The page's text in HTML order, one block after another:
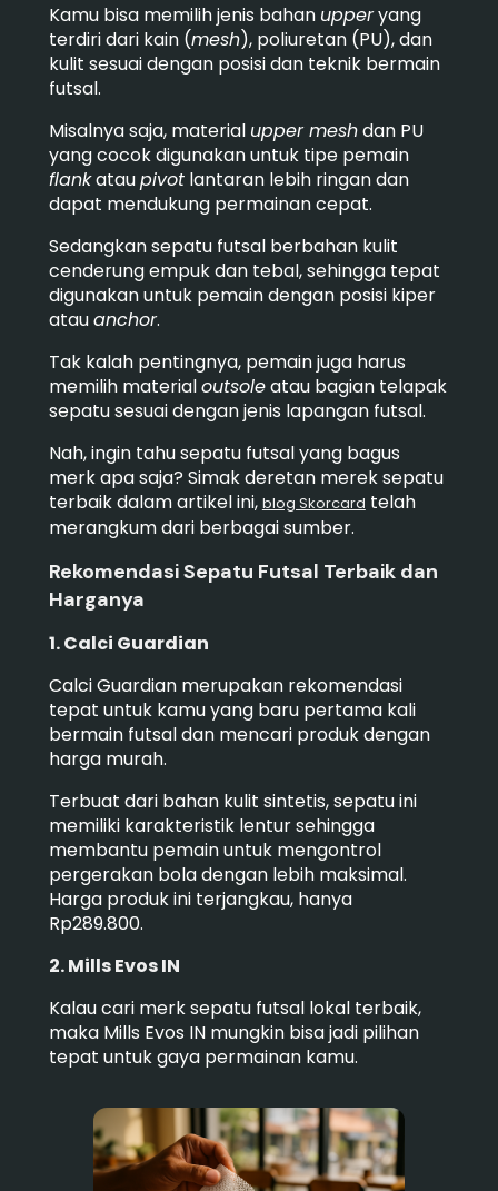
Kamu bisa memilih jenis bahan upperyang
terdiri dari kain (mesh), poliuretan (PU), dan
kulit sesuai dengan posisi dan teknik bermain
futsal.
Misalnya saja, material upper meshdan PU
yang cocok digunakan untuk tipe pemain
flankataupivotlantaran lebih ringan dan
dapat mendukung permainan cepat.
Sedangkan sepatu futsal berbahan kulit
cenderung empuk dan tebal, sehingga tepat
digunakan untuk pemain dengan posisi kiper
atauanchor.
Tak kalah pentingnya, pemain juga harus
memilih materialoutsoleatau bagian telapak
sepatu sesuai dengan jenis lapangan futsal.
Nah, ingin tahu sepatu futsal yang bagus
merk apa saja? Simak deretan merek sepatu
terbaik dalam artikel ini, blog Skorcard telah
merangkum dari berbagai sumber.
Rekomendasi Sepatu Futsal Terbaik dan
Harganya
1. Calci Guardian
Calci Guardian merupakan rekomendasi
tepat untuk kamu yang baru pertama kali
bermain futsal dan mencari produk dengan
harga murah.
Terbuat dari bahan kulit sintetis, sepatu ini
memiliki karakteristik lentur sehingga
membantu pemain untuk mengontrol
pergerakan bola dengan lebih maksimal.
Harga produk ini terjangkau, hanya
Rp289.800.
2. Mills Evos IN
Kalau cari merk sepatu futsal lokal terbaik,
maka Mills Evos IN mungkin bisa jadi pilihan
tepat untuk gaya permainan kamu.